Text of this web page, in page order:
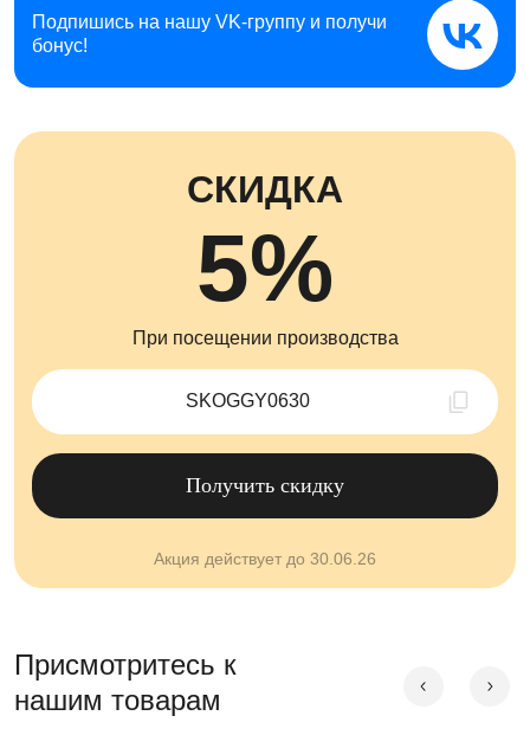
Подпишись на нашу VK-группу и получи
бонус!
СКИДКА
5%
При посещении производства
Скопировано !
Получить скидку
Акция действует до 30.06.26
Присмотритесь к
нашим товарам